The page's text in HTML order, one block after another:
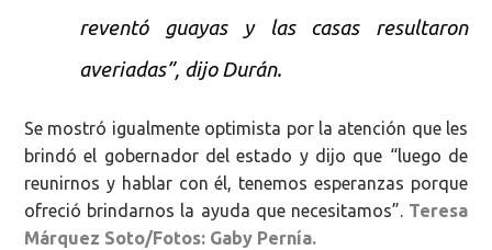
reventó guayas y las casas resultaron
averiadas”, dijo Durán.
Se mostró igualmente optimista por la atención que les
brindó el gobernador del estado y dijo que “luego de
reunirnos y hablar con él, tenemos esperanzas porque
ofreció brindarnos la ayuda que necesitamos”. Teresa
Márquez Soto/Fotos: Gaby Pernía.